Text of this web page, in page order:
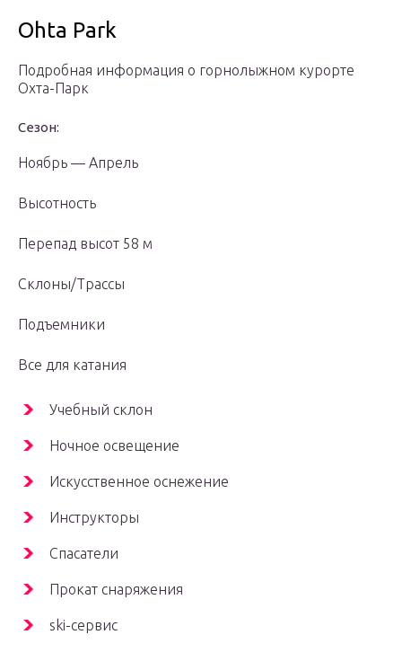
Ohta Park
Подробная информация о горнолыжном курорте
Охта-Парк
Сезон:
Ноябрь — Апрель
Высотность
Перепад высот 58 м
Склоны/Трассы
Подъемники
Все для катания
Учебный склон
Ночное освещение
Искусственное оснежение
Инструкторы
Спасатели
Прокат снаряжения
ski-сервис